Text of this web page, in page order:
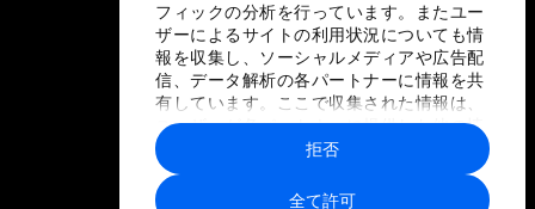
フィックの分析を行っています。またユー
ザーによるサイトの利用状況についても情
報を収集し、ソーシャルメディアや広告配
信、データ解析の各パートナーに情報を共
有しています。ここで収集された情報は、
ユーザーが各パートナーに提供した他の情
報や各パートナーのサービスを使用した際
に収集された情報と組み合わされ、各パー
トナーによって使用されることがありま
全て許可
拒否